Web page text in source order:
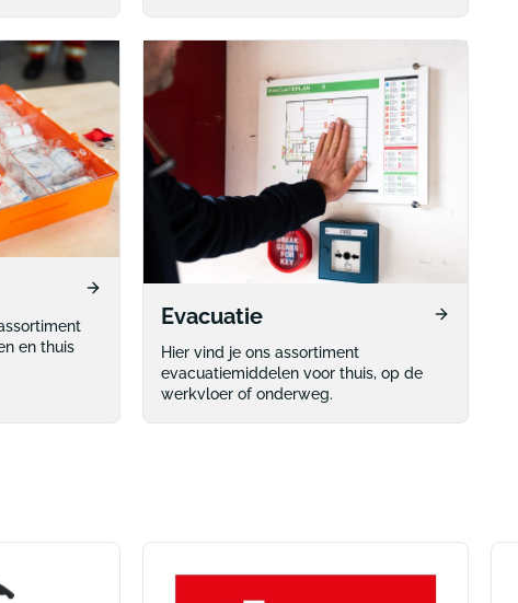
en thuis
Evacuatie
Hier vind je ons assortiment
evacuatiemiddelen voor thuis, op de
werkvloer of onderweg.